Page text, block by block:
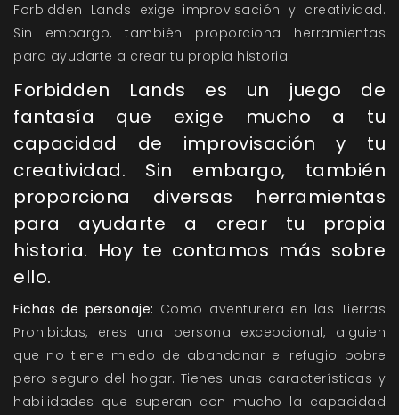
Forbidden Lands exige improvisación y creatividad.
Sin embargo, también proporciona herramientas
para ayudarte a crear tu propia historia.
Forbidden Lands es un juego de
fantasía que exige mucho a tu
capacidad de improvisación y tu
creatividad. Sin embargo, también
proporciona diversas herramientas
para ayudarte a crear tu propia
historia. Hoy te contamos más sobre
ello.
Fichas de personaje: Como aventurera en las Tierras
Prohibidas, eres una persona excepcional, alguien
que no tiene miedo de abandonar el refugio pobre
pero seguro del hogar. Tienes unas características y
habilidades que superan con mucho la capacidad